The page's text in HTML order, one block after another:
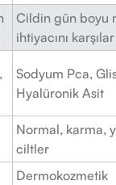
Cildin gün boyu
ihtiyacını karşılar
Sodyum Pca,
Hyalüronik Asit
Normal, karma,
ciltler
Dermokozmetik